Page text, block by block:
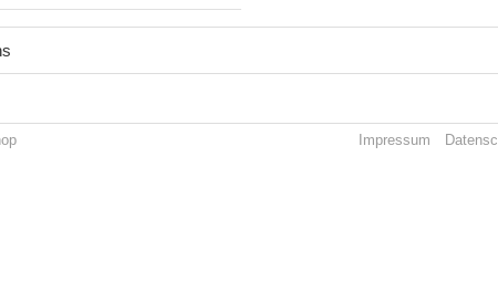
Impressum